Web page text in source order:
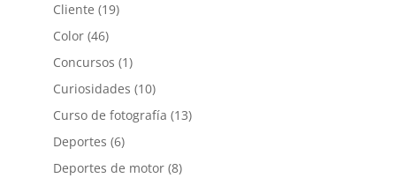
Cliente (19)
Color(46)
Concursos (1)
Curiosidades (10)
Curso de fotografía (13)
Deportes (6)
Deportes de motor(8)